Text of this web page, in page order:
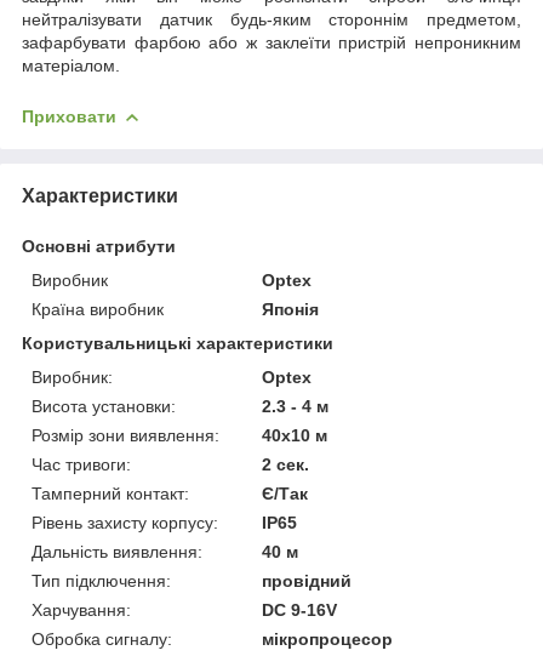
нейтралізувати датчик будь-яким стороннім предметом,
зафарбувати фарбою або ж заклеїти пристрій непроникним
матеріалом.
Приховати
Характеристики
Основні атрибути
Виробник
Optex
Країна виробник
Японія
Користувальницькі характеристики
Виробник:
Optex
Висота установки:
2.3 - 4 м
Розмір зони виявлення:
40х10 м
Час тривоги:
2 сек.
Тамперний контакт:
Є/Так
Рівень захисту корпусу:
IP65
Дальність виявлення:
40 м
Тип підключення:
провідний
Харчування:
DC 9-16V
Обробка сигналу:
мікропроцесор